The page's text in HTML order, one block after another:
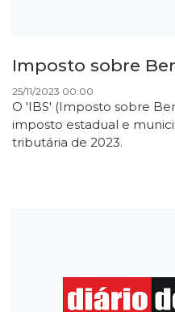
Imposto sobre
25/11/2023 00:00
O 'IBS' (Imposto sobre
imposto estadual e
tributária de 2023.